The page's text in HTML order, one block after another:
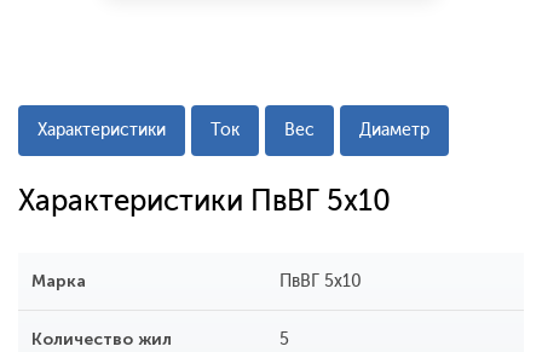
Характеристики Ток Вес Диаметр
Характеристики ПвВГ 5x10
Марка ПвВГ 5x10
Количество жил 5